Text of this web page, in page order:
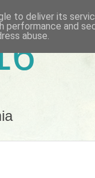
to deliver its
performance and
abuse.